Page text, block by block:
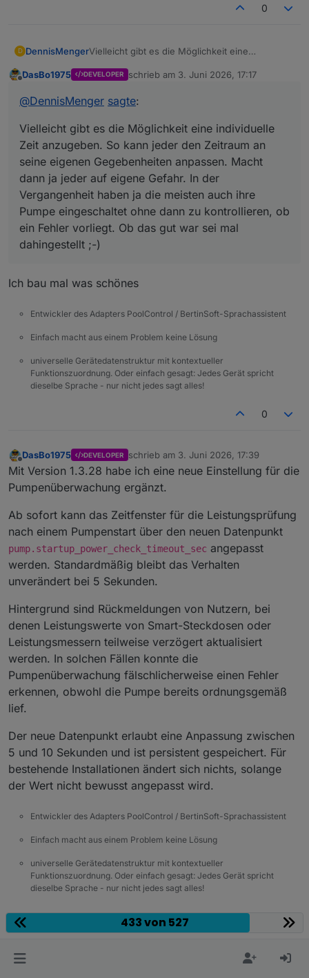
0
D DennisMengerVielleicht gibt es die Möglichkeit eine
Zeitraum an seine eigenen Gegebenheiten
Gefahr. In der Vergangenheit haben ja die
dann zu kontrollieren, ob ein Fehler vorliegt. Ob
das gut war sei mal dahingestellt ;-)
DasBo1975 DEVELOPER schrieb am 3. Juni 2026, 17:17
zuletzt editiert von
@DennisMenger sagte:
Vielleicht gibt es die Möglichkeit eine individuelle
Zeit anzugeben. So kann jeder den Zeitraum an
seine eigenen Gegebenheiten anpassen. Macht
dann ja jeder auf eigene Gefahr. In der
Vergangenheit haben ja die meisten auch ihre
Pumpe eingeschaltet ohne dann zu kontrollieren, ob
ein Fehler vorliegt. Ob das gut war sei mal
dahingestellt ;-)
Ich bau mal was schönes
Entwickler des Adapters PoolControl / BertinSoft-Sprachassistent
Einfach macht aus einem Problem keine Lösung
universelle Gerätedatenstruktur mit kontextueller
Funktionszuordnung. Oder einfach gesagt: Jedes Gerät spricht
dieselbe Sprache - nur nicht jedes sagt alles!
0
Offline
DasBo1975 DEVELOPER schrieb am 3. Juni 2026, 17:39
zuletzt editiert von
Mit Version 1.3.28 habe ich eine neue Einstellung für die
Pumpenüberwachung ergänzt.
Ab sofort kann das Zeitfenster für die Leistungsprüfung
nach einem Pumpenstart über den neuen Datenpunkt
pump.startup_power_check_timeout_sec angepasst
werden. Standardmäßig bleibt das Verhalten
unverändert bei 5 Sekunden.
Hintergrund sind Rückmeldungen von Nutzern, bei
denen Leistungswerte von Smart-Steckdosen oder
Leistungsmessern teilweise verzögert aktualisiert
werden. In solchen Fällen konnte die
Pumpenüberwachung fälschlicherweise einen Fehler
erkennen, obwohl die Pumpe bereits ordnungsgemäß
lief.
Der neue Datenpunkt erlaubt eine Anpassung zwischen
5 und 10 Sekunden und ist persistent gespeichert. Für
bestehende Installationen ändert sich nichts, solange
der Wert nicht bewusst angepasst wird.
Entwickler des Adapters PoolControl / BertinSoft-Sprachassistent
Einfach macht aus einem Problem keine Lösung
universelle Gerätedatenstruktur mit kontextueller
Funktionszuordnung. Oder einfach gesagt: Jedes Gerät spricht
dieselbe Sprache - nur nicht jedes sagt alles!
433 von 527